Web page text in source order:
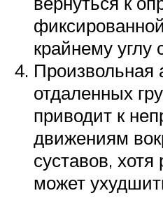
крайнему углу
Произвольная
отдаленных
приводит к
движениям
суставов, хотя
может